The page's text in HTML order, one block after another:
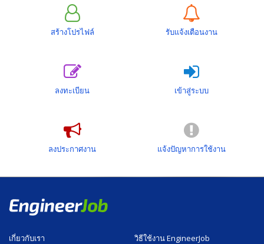
สร้างโปรไฟล์
ลงทะเบียน
ลงประกาศงาน
รับแจ้งเตือนงาน
เข้าสู่ระบบ
แจ้งปัญหาการใช้งาน
เกี่ยวกับเรา
วิธีใช้งาน EngineerJob